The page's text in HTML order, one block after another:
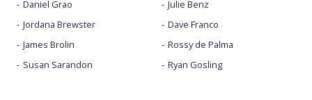
Daniel Grao
Jordana Brewster
James Brolin
Susan Sarandon
Julie Benz
Dave Franco
Rossy de Palma
Ryan Gosling